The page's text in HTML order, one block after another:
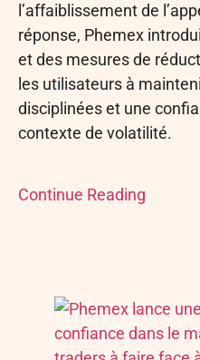
l’affaiblissement de
réponse, Phemex
et des mesures de
les utilisateurs à
disciplinées et une
contexte de volatilité.
Continue Reading